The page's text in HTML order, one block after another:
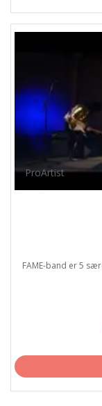
ProArtist
FAME-band er 5